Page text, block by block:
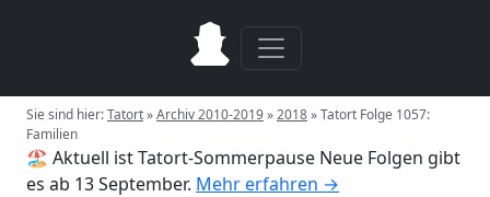
Sie sind hier:Tatort»Archiv 2010-2019»2018»Tatort Folge 1057:
Familien
🏖️ Aktuell ist Tatort-Sommerpause Neue Folgen gibt
es ab 13 September. Mehr erfahren →